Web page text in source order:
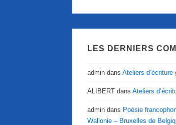
LES DERNIERS
admin dansAteliers
ALIBERT dansAteliers
admin dans Poésie
Wallonie – Bruxelles de